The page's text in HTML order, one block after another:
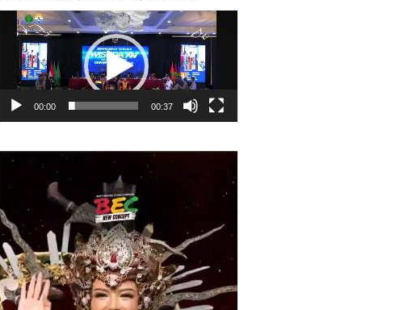
Pemutar
Video
00:00 00:37
Pemutar